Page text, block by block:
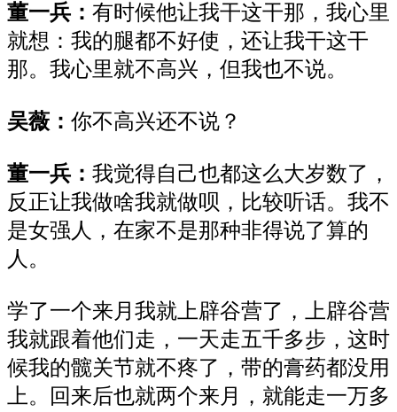
董一兵： 有时候他让我干这干那，我心里
就想：我的腿都不好使，还让我干这干
那。我心里就不高兴，但我也不说。
吴薇： 你不高兴还不说？
董一兵： 我觉得自己也都这么大岁数了，
反正让我做啥我就做呗，比较听话。我不
是女强人，在家不是那种非得说了算的
人。
学了一个来月我就上辟谷营了，上辟谷营
我就跟着他们走，一天走五千多步，这时
候我的髋关节就不疼了，带的膏药都没用
上。回来后也就两个来月，就能走一万多